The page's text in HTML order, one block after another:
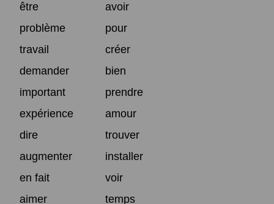
être
avoir
problème
pour
travail
créer
demander
bien
important
prendre
expérience
amour
dire
trouver
augmenter
installer
en fait
voir
aimer
temps